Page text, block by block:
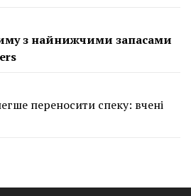
з найнижчими запасами
переносити спеку: вчені